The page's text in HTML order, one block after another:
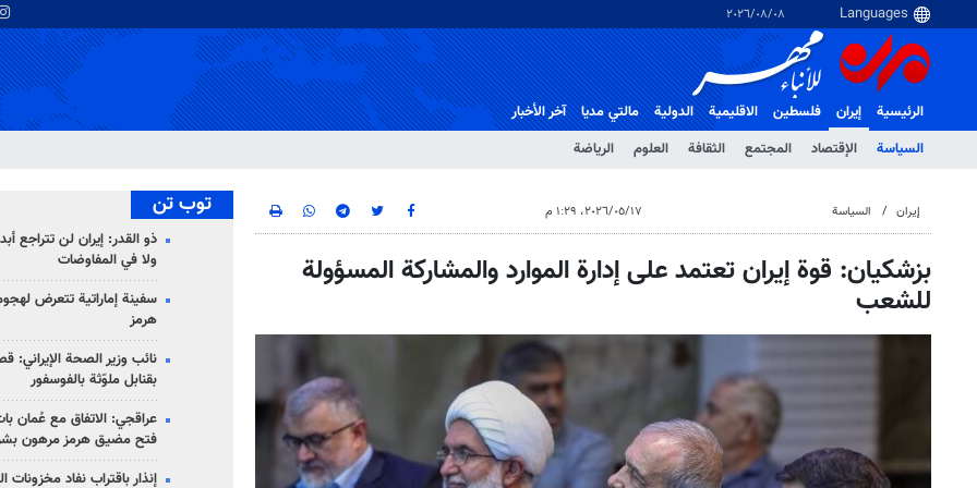
٠٨‏/٠٨‏/٢٠٢٦
الرئيسية
إيران
السياسة
الإقتصاد المجتمع الثقافة العلوم الرياضة
فلسطین الاقلیمیة الدولية مالتي مدیا آخر الأخبار
إيران السياسة ١٧‏/٠٥‏/٢٠٢٦، ١:٢٩ م
بزشكيان: قوة إيران تعتمد على إدارة الموارد والمشاركة المسؤولة
للشعب
توب تن
ذو القدر: إيران لن تتراجع
ولا في المفاوضات
سفينة إماراتية تتعرض
هرمز
نائب وزير الصحة الإيراني:
بقنابل ملوّثة بالفوسفور
عراقجي: الاتفاق مع عُمان
فتح مضيق هرمز مرهون
إنذار باقتراب نفاد مخزونات